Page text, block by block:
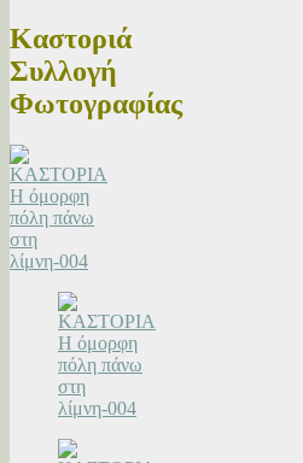
Καστοριά
Συλλογή
Φωτογραφίας